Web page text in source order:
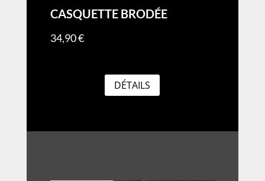
CASQUETTE BRODÉE
34,90€
DÉTAILS